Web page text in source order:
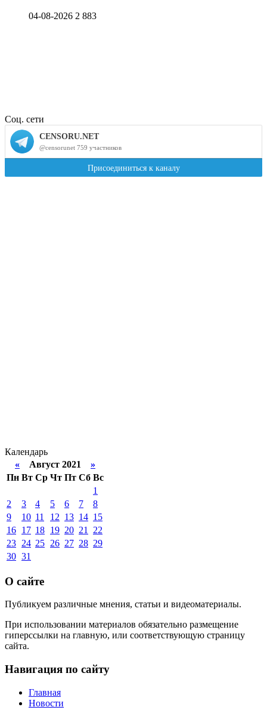
04-08-2026 2 883
Соц. сети
Календарь
« Август 2021 »
Пн Вт Ср Чт Пт Сб Вс
1
2
3 4 5 6 7
8
9
10 11 12 13 14 15
16 17 18 19 20 21
22
23 24 25 26 27 28 29
30 31
О сайте
Публикуем различные мнения, статьи и видеоматериалы.
При использовании материалов обязательно размещение
гиперссылки на главную, или соответствующую страницу
сайта.
Навигация по сайту
Главная
Новости